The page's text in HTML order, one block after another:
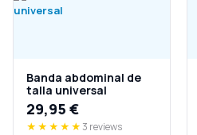
Banda abdominal de
talla universal
29,95 €
★★★★★3 reviews